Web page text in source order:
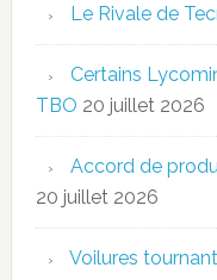
Le Rivale de
Certains
TBO 20 juillet 2026
Accord de
20 juillet 2026
Voilures